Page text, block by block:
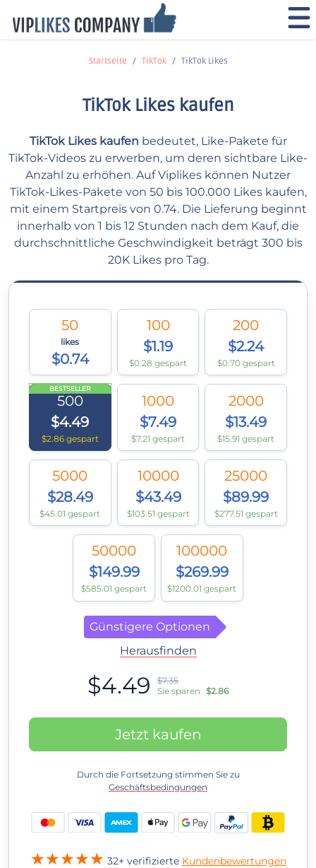
Startseite TikTok TikTok Likes
TikTok Likes kaufen
TikTok Likes kaufen bedeutet, Like-Pakete für
TikTok-Videos zu erwerben, um deren sichtbare Like-
Anzahl zu erhöhen. Auf Viplikes können Nutzer
TikTok-Likes-Pakete von 50 bis 100.000 Likes kaufen,
mit einem Startpreis von 0.74. Die Lieferung beginnt
innerhalb von 1 bis 12 Stunden nach dem Kauf, die
durchschnittliche Geschwindigkeit beträgt 300 bis
20K Likes pro Tag.
50
likes
$0.74
100
$1.19
$0.28 gespart
200
$2.24
$0.70 gespart
BESTSELLER
500
$4.49
$2.86 gespart
1000
$7.49
$7.21 gespart
2000
$13.49
$15.91 gespart
5000
$28.49
$45.01 gespart
10000
$43.49
$103.51 gespart
25000
$89.99
$277.51 gespart
50000
$149.99
$585.01 gespart
100000
$269.99
$1200.01 gespart
Günstigere Optionen
Herausfinden
$4.49
$7.35
Sie sparen $2.86
Jetzt kaufen
Durch die Fortsetzung stimmen Sie zu
Geschäftsbedingungen
32+ verifizierte Kundenbewertungen